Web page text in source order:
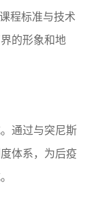
程标准与技术
的形象和地
通过与突尼斯
体系，为后疫